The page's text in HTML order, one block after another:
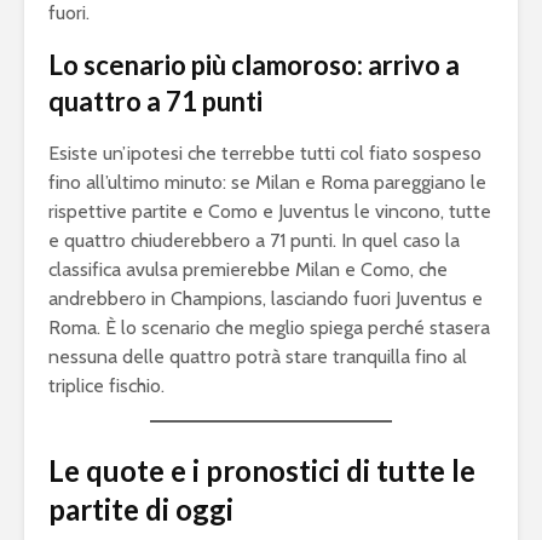
fuori.
Lo scenario più clamoroso: arrivo a
quattro a 71 punti
Esiste un’ipotesi che terrebbe tutti col fiato sospeso
fino all’ultimo minuto: se Milan e Roma pareggiano le
rispettive partite e Como e Juventus le vincono, tutte
e quattro chiuderebbero a 71 punti. In quel caso la
classifica avulsa premierebbe Milan e Como, che
andrebbero in Champions, lasciando fuori Juventus e
Roma. È lo scenario che meglio spiega perché stasera
nessuna delle quattro potrà stare tranquilla fino al
triplice fischio.
Le quote e i pronostici di tutte le
partite di oggi